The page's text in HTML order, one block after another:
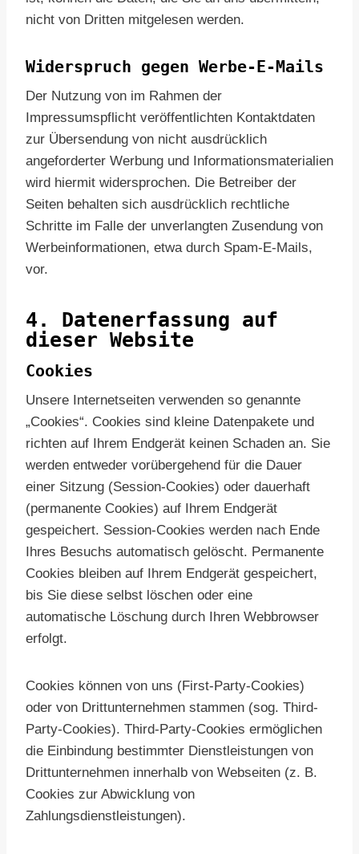
nicht von Dritten mitgelesen werden.
Widerspruch gegen Werbe-E-Mails
Der Nutzung von im Rahmen der
Impressumspflicht veröffentlichten Kontaktdaten
zur Übersendung von nicht ausdrücklich
angeforderter Werbung und Informationsmaterialien
wird hiermit widersprochen. Die Betreiber der
Seiten behalten sich ausdrücklich rechtliche
Schritte im Falle der unverlangten Zusendung von
Werbeinformationen, etwa durch Spam-E-Mails,
vor.
4. Datenerfassung auf
dieser Website
Cookies
Unsere Internetseiten verwenden so genannte
„Cookies“. Cookies sind kleine Datenpakete und
richten auf Ihrem Endgerät keinen Schaden an. Sie
werden entweder vorübergehend für die Dauer
einer Sitzung (Session-Cookies) oder dauerhaft
(permanente Cookies) auf Ihrem Endgerät
gespeichert. Session-Cookies werden nach Ende
Ihres Besuchs automatisch gelöscht. Permanente
Cookies bleiben auf Ihrem Endgerät gespeichert,
bis Sie diese selbst löschen oder eine
automatische Löschung durch Ihren Webbrowser
erfolgt.
Cookies können von uns (First-Party-Cookies)
oder von Drittunternehmen stammen (sog. Third-
Party-Cookies). Third-Party-Cookies ermöglichen
die Einbindung bestimmter Dienstleistungen von
Drittunternehmen innerhalb von Webseiten (z. B.
Cookies zur Abwicklung von
Zahlungsdienstleistungen).